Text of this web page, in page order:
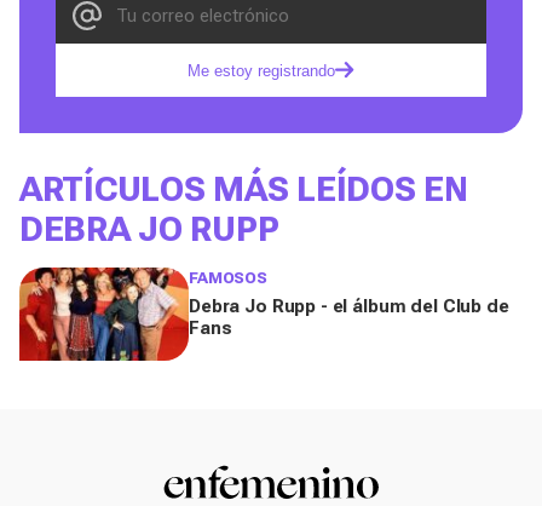
Me estoy registrando
ARTÍCULOS MÁS LEÍDOS EN
DEBRA JO RUPP
FAMOSOS
Debra Jo Rupp - el álbum del Club de
Fans